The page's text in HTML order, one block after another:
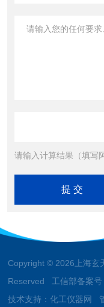
请输入计算结果（填写
Copyright © 2026上海玄
Reserved 工信部备案号
技术支持：化工仪器网